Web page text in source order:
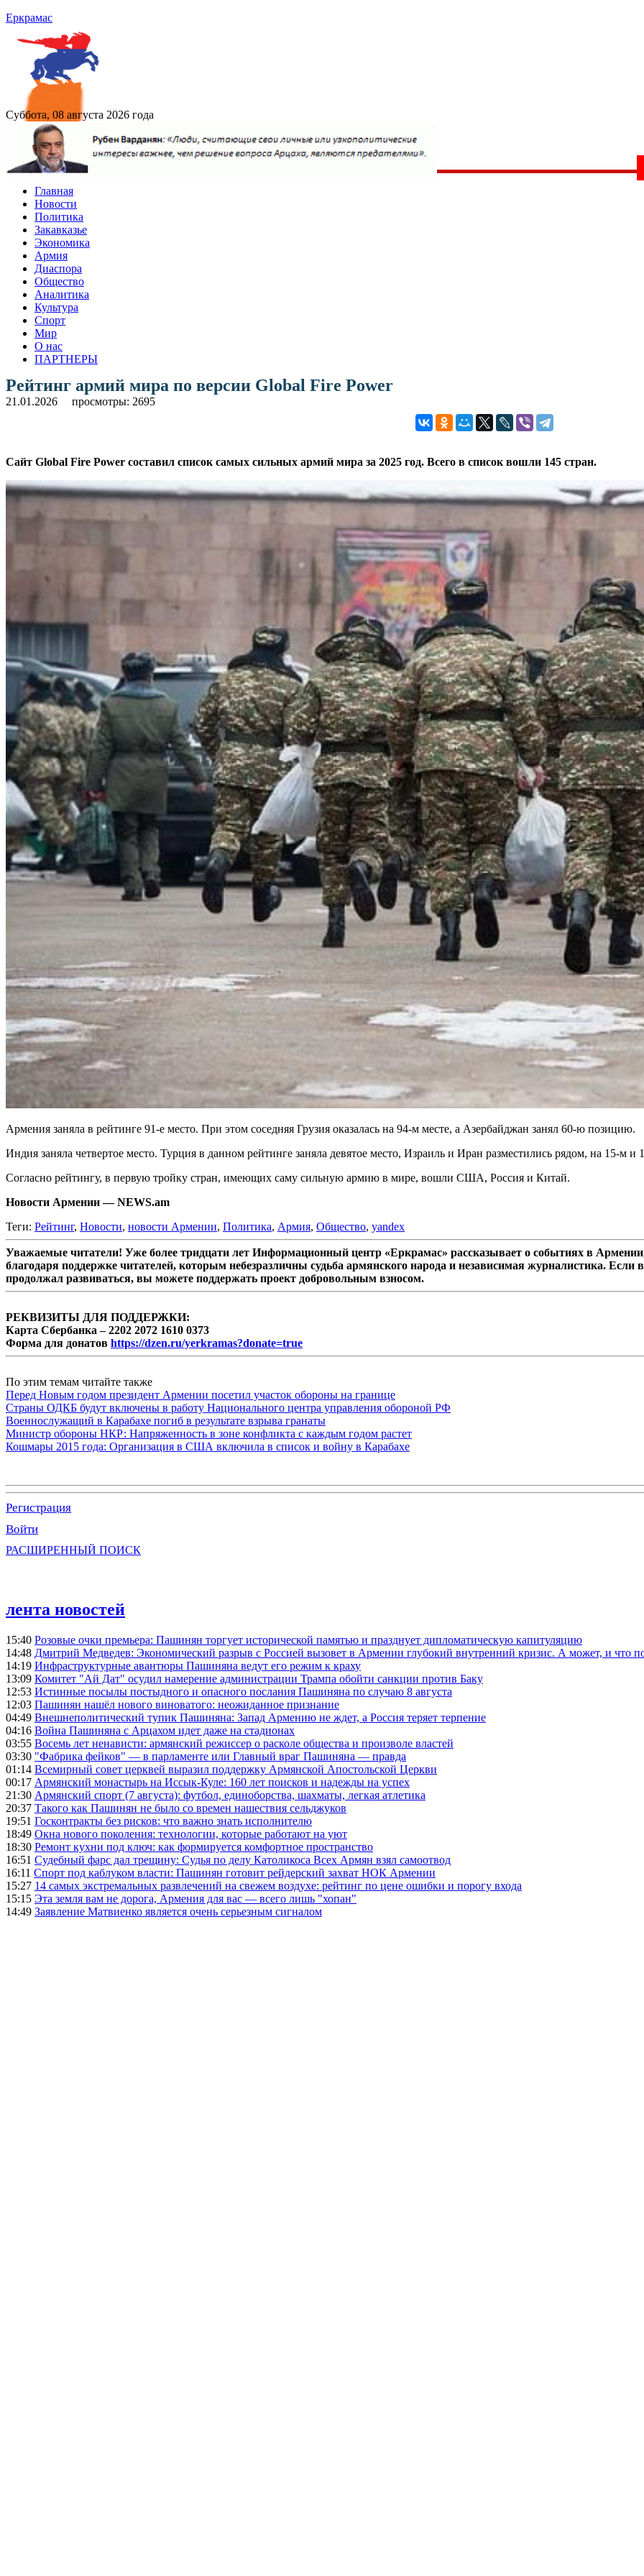
Еркрамас
Суббота, 08 августа 2026 года
Главная
Новости
Политика
Закавказье
Экономика
Армия
Диаспора
Общество
Аналитика
Культура
Спорт
Мир
О нас
ПАРТНЕРЫ
Рейтинг армий мира по версии Global Fire Power
21.01.2026 просмотры: 2695
Сайт Global Fire Power составил список самых сильных армий мира за 2025 год. Всего в список вошли 145 стран.
Армения заняла в рейтинге 91-е место. При этом соседняя Грузия оказалась на 94-м месте, а Азербайджан занял 60-ю позицию.
Индия заняла четвертое место. Турция в данном рейтинге заняла девятое место, Израиль и Иран разместились рядом, на 15-м и
Согласно рейтингу, в первую тройку стран, имеющих саму сильную армию в мире, вошли США, Россия и Китай.
Новости Армении — NEWS.am
Теги: Рейтинг, Новости, новости Армении, Политика, Армия, Общество, yandex
Уважаемые читатели! Уже более тридцати лет Информационный центр «Еркрамас» рассказывает о событиях в
благодаря поддержке читателей, которым небезразличны судьба армянского народа и независимая журналистика.
продолжал развиваться, вы можете поддержать проект добровольным взносом.
РЕКВИЗИТЫ ДЛЯ ПОДДЕРЖКИ:
Карта Сбербанка – 2202 2072 1610 0373
Форма для донатов https://dzen.ru/yerkramas?donate=true
По этим темам читайте также
Перед Новым годом президент Армении посетил участок обороны на границе
Страны ОДКБ будут включены в работу Национального центра управления обороной РФ
Военнослужащий в Карабахе погиб в результате взрыва гранаты
Министр обороны НКР: Напряженность в зоне конфликта с каждым годом растет
Кошмары 2015 года: Организация в США включила в список и войну в Карабахе
Регистрация
Войти
РАСШИРЕННЫЙ ПОИСК
лента новостей
15:40 Розовые очки премьера: Пашинян торгует исторической памятью и празднует дипломатическую капитуляцию
14:48 Дмитрий Медведев: Экономический разрыв с Россией вызовет в Армении глубокий внутренний кризис. А может, и что
14:19 Инфраструктурные авантюры Пашиняна ведут его режим к краху
13:09 Комитет "Ай Дат" осудил намерение администрации Трампа обойти санкции против Баку
12:53 Истинные посылы постыдного и опасного послания Пашиняна по случаю 8 августа
12:03 Пашинян нашёл нового виноватого: неожиданное признание
04:49 Внешнеполитический тупик Пашиняна: Запад Армению не ждет, а Россия теряет терпение
04:16 Война Пашиняна с Арцахом идет даже на стадионах
03:55 Восемь лет ненависти: армянский режиссер о расколе общества и произволе властей
03:30 "Фабрика фейков" — в парламенте или Главный враг Пашиняна — правда
01:14 Всемирный совет церквей выразил поддержку Армянской Апостольской Церкви
00:17 Армянский монастырь на Иссык-Куле: 160 лет поисков и надежды на успех
21:30 Армянский спорт (7 августа): футбол, единоборства, шахматы, легкая атлетика
20:37 Такого как Пашинян не было со времен нашествия сельджуков
19:51 Госконтракты без рисков: что важно знать исполнителю
18:49 Окна нового поколения: технологии, которые работают на уют
18:30 Ремонт кухни под ключ: как формируется комфортное пространство
16:51 Судебный фарс дал трещину: Судья по делу Католикоса Всех Армян взял самоотвод
16:11 Спорт под каблуком власти: Пашинян готовит рейдерский захват НОК Армении
15:27 14 самых экстремальных развлечений на свежем воздухе: рейтинг по цене ошибки и порогу входа
15:15 Эта земля вам не дорога, Армения для вас — всего лишь "хопан"
14:49 Заявление Матвиенко является очень серьезным сигналом